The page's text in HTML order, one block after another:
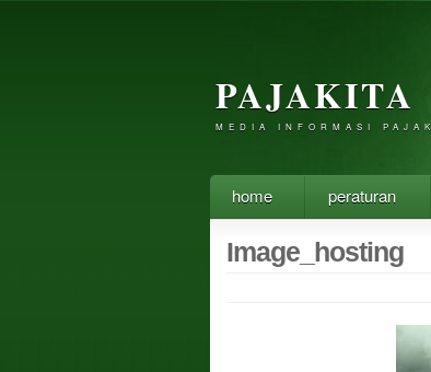
PAJAKITA
MEDIA INFORMASI PAJAK
home peraturan
Image_hosting